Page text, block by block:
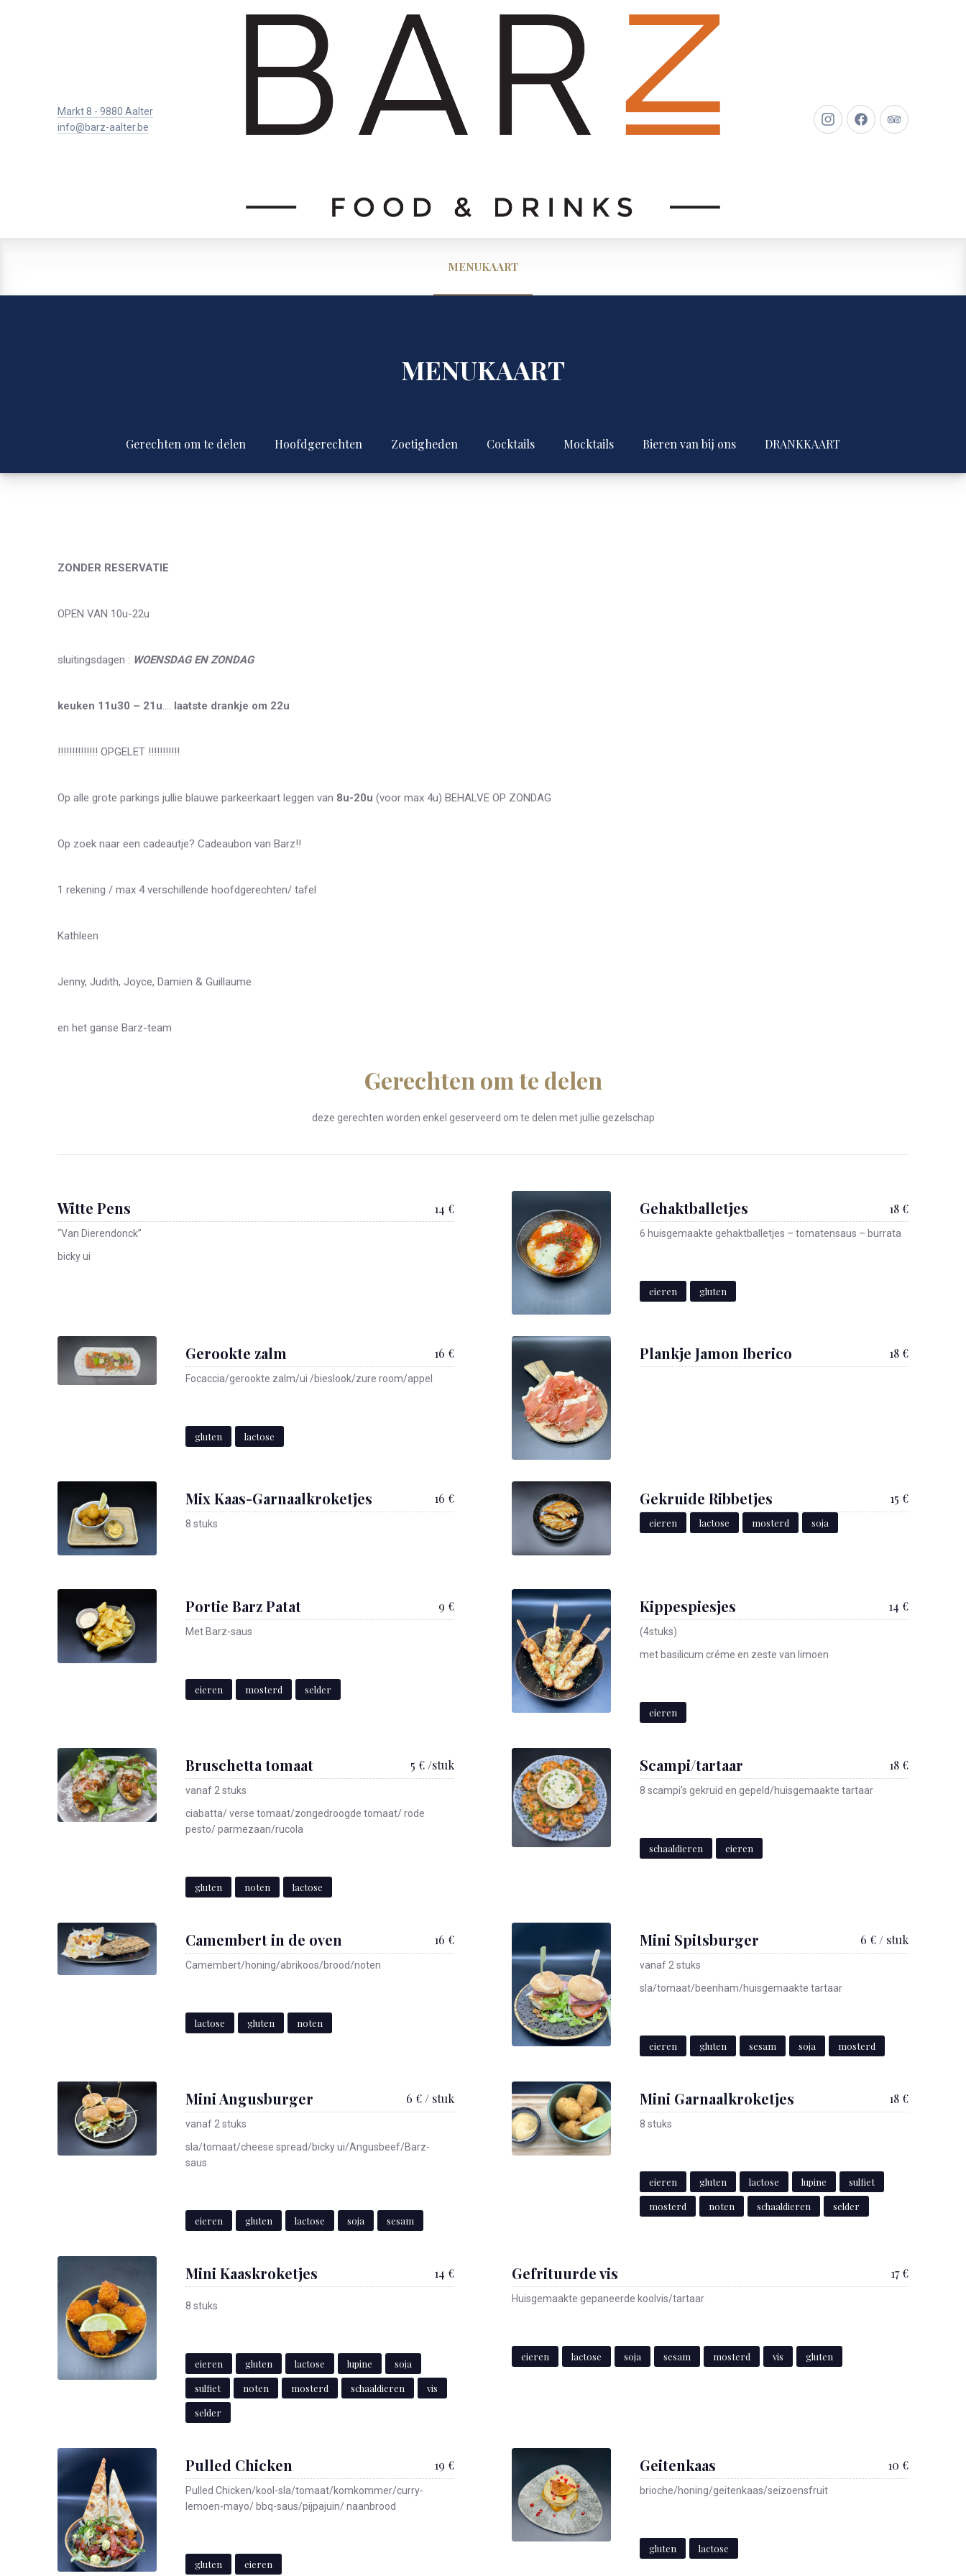
Markt 8 - 9880 Aalter
info@barz-aalter.be
New
New
New
MENUKAART
MENUKAART
Gerechten om te delen Hoofdgerechten Zoetigheden Cocktails Mocktails Bieren van bij ons DRANKKAART
ZONDER RESERVATIE
OPEN VAN 10u-22u
sluitingsdagen : WOENSDAG EN ZONDAG
keuken 11u30 – 21u…. laatste drankje om 22u
!!!!!!!!!!!!!! OPGELET !!!!!!!!!!!
Op alle grote parkings jullie blauwe parkeerkaart leggen van 8u-20u (voor max 4u) BEHALVE OP ZONDAG
Op zoek naar een cadeautje? Cadeaubon van Barz!!
1 rekening / max 4 verschillende hoofdgerechten/ tafel
Kathleen
Jenny, Judith, Joyce, Damien & Guillaume
en het ganse Barz-team
Gerechten om te delen
deze gerechten worden enkel geserveerd om te delen met jullie gezelschap
Witte Pens 14 €
“Van Dierendonck”
bicky ui
Gehaktballetjes 18 €
6 huisgemaakte gehaktballetjes – tomatensaus – burrata
eieren gluten
Gerookte zalm 16 €
Focaccia/gerookte zalm/ui /bieslook/zure room/appel
gluten lactose
Plankje Jamon Iberico 18 €
Mix Kaas-Garnaalkroketjes 16 €
8 stuks
Gekruide Ribbetjes 15 €
eieren lactose mosterd soja
Portie Barz Patat 9 €
Met Barz-saus
eieren mosterd selder
Kippespiesjes 14 €
(4stuks)
met basilicum créme en zeste van limoen
eieren
Bruschetta tomaat 5 € /stuk
vanaf 2 stuks
ciabatta/ verse tomaat/zongedroogde tomaat/ rode
pesto/ parmezaan/rucola
gluten noten lactose
Scampi/tartaar 18 €
8 scampi’s gekruid en gepeld/huisgemaakte tartaar
schaaldieren eieren
Camembert in de oven 16 €
Camembert/honing/abrikoos/brood/noten
lactose gluten noten
Mini Spitsburger 6 € / stuk
vanaf 2 stuks
sla/tomaat/beenham/huisgemaakte tartaar
eieren gluten sesam soja mosterd
Mini Angusburger 6 € / stuk
vanaf 2 stuks
sla/tomaat/cheese spread/bicky ui/Angusbeef/Barz-
saus
eieren gluten lactose soja sesam
Mini Garnaalkroketjes 18 €
8 stuks
eieren gluten lactose lupine
sulfiet
mosterd
noten schaaldieren selder
Mini Kaaskroketjes 14 €
8 stuks
eieren gluten lactose lupine
soja
sulfiet
noten mosterd schaaldieren
vis
selder
Gefrituurde vis 17 €
Huisgemaakte gepaneerde koolvis/tartaar
eieren lactose soja sesam mosterd vis gluten
Pulled Chicken 19 €
Pulled Chicken/kool-sla/tomaat/komkommer/curry-
lemoen-mayo/ bbq-saus/pijpajuin/ naanbrood
gluten eieren
Geitenkaas 10 €
brioche/honing/geitenkaas/seizoensfruit
gluten lactose